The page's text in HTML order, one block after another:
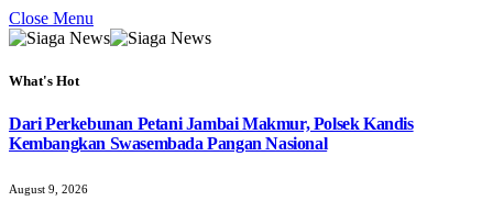
Close Menu
What's Hot
Dari Perkebunan Petani Jambai Makmur, Polsek Kandis
Kembangkan Swasembada Pangan Nasional
August 9, 2026